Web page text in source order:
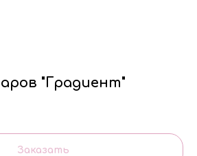
"Градиент"
Заказать